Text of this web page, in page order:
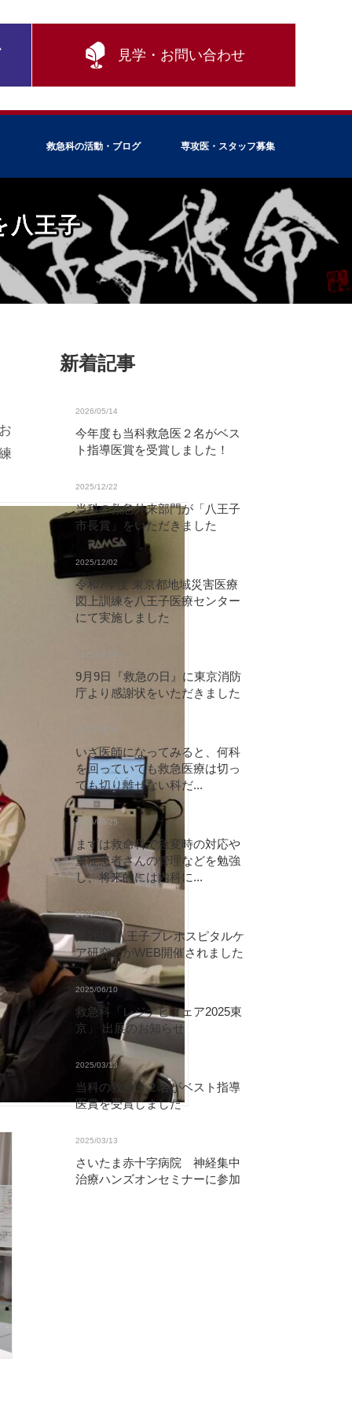
見学・お問い合わせ
救急科の活動・ブログ 専攻医・スタッフ募集
八王子
新着記事
2026/05/14
今年度も当科救急医２名がベス
ト指導医賞を受賞しました！
2025/12/22
当科の救急外来部門が「八王子
市長賞」をいただきました
2025/12/02
令和7年度 東京都地域災害医療
図上訓練を八王子医療センター
にて実施しました
2025/09/26
9月9日『救急の日』に東京消防
庁より感謝状をいただきました
いざ医師になってみると、何科
を回っていても救急医療は切っ
ても切り離せない科だ...
2025/09/25
まずは救命科で急変時の対応や
重症患者さんの管理などを勉強
し、将来的には内科に...
2025/08/04
第26回 八王子プレホスピタルケ
ア研究会がWEB開催されました
2025/06/10
救急科「レジナビフェア2025東
京」 出展のお知らせ
2025/03/13
当科の救急医２名がベスト指導
医賞を受賞しました
2025/03/13
さいたま赤十字病院 神経集中
治療ハンズオンセミナーに参加